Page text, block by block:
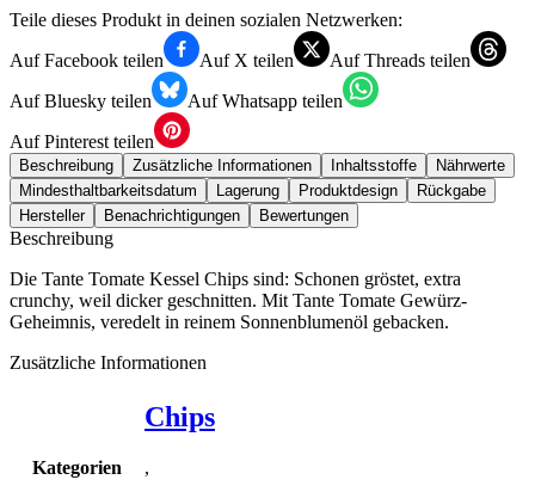
Teile dieses Produkt in deinen sozialen Netzwerken:
Auf Facebook teilen
Auf X teilen
Auf Threads teilen
Auf Bluesky teilen
Auf Whatsapp teilen
Auf Pinterest teilen
Beschreibung Zusätzliche Informationen Inhaltsstoffe
Nährwerte
Mindesthaltbarkeitsdatum
Lagerung Produktdesign
Rückgabe
Hersteller
Benachrichtigungen Bewertungen
Beschreibung
Die Tante Tomate Kessel Chips sind: Schonen gröstet, extra
crunchy, weil dicker geschnitten. Mit Tante Tomate Gewürz-
Geheimnis, veredelt in reinem Sonnenblumenöl gebacken.
Zusätzliche Informationen
Kategorien
Chips
,